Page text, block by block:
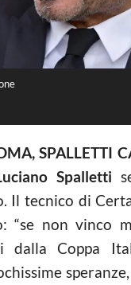
SPALLETTI
Spalletti
Il tecnico di
“se non vinco
Coppa